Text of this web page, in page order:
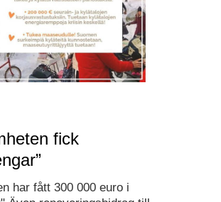
fick
har fått 300 000 euro i